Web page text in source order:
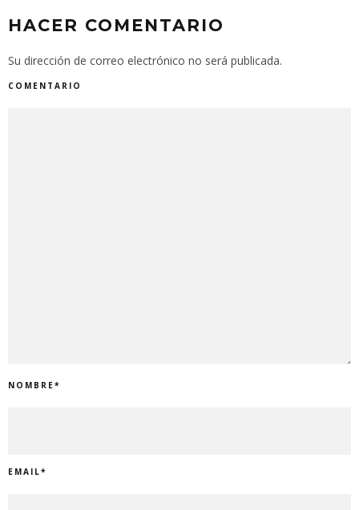
HACER COMENTARIO
Su dirección de correo electrónico no será publicada.
COMENTARIO
NOMBRE*
EMAIL*